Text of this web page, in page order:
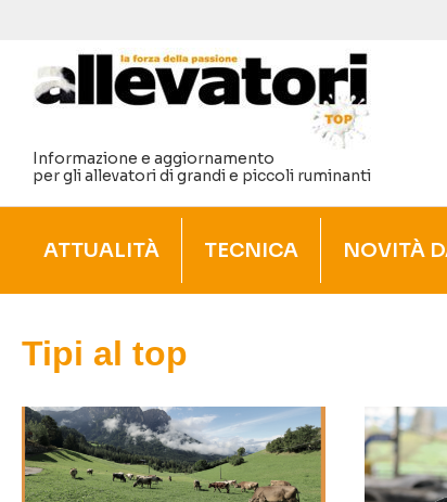
contenuto
Informazione e aggiornamento
per gli allevatori di grandi e piccoli ruminanti
ATTUALITÀ TECNICA NOVITÀ
Tipi al top